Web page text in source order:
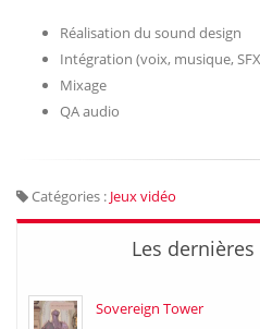
Réalisation du sound design
Intégration (voix, musique,
Mixage
QA audio
Catégories : Jeux vidéo
Les
Sovereign Tower